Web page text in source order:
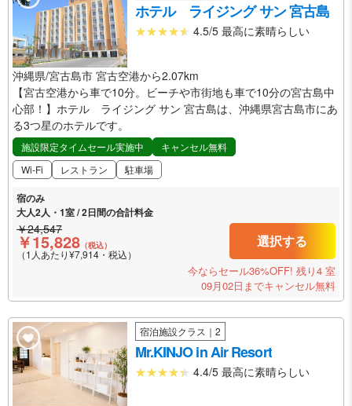
ホテル ライジング サン 宮古島
4.5/5 最高に素晴らしい
沖縄県/宮古島市 宮古空港から2.07km
【宮古空港から車で10分。ビーチや市街地も車で10分の宮古島中
心部！】ホテル ライジング サン 宮古島は、沖縄県宮古島市にあ
る3つ星のホテルです。
施設限定タイムセール実施中
キャンセル無料
Wi-Fi
レストラン 駐車場
宿のみ
大人2人・1室 / 2日間の合計料金
￥24,547
￥15,828 （税込）
（1人あたり¥7,914・税込）
選択する
今ならセール36%OFF! 残り4 室
09月02日までキャンセル無料
宿泊施設クラス｜2
Mr.KINJO in Air Resort
4.4/5 最高に素晴らしい